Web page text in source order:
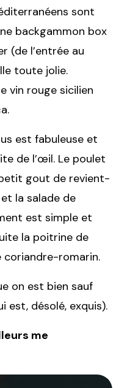
sont
backgammon box
(de l’entrée au
toute jolie.
vin rouge sicilien
est fabuleuse et
de l’œil. Le poulet
gout de revient-
la salade de
est simple et
la poitrine de
coriandre-romarin.
on est bien sauf
est, désolé, exquis).
me